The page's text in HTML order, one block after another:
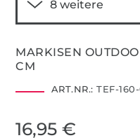
MARKISEN
CM
ART.NR.: TEF-
16,95 €